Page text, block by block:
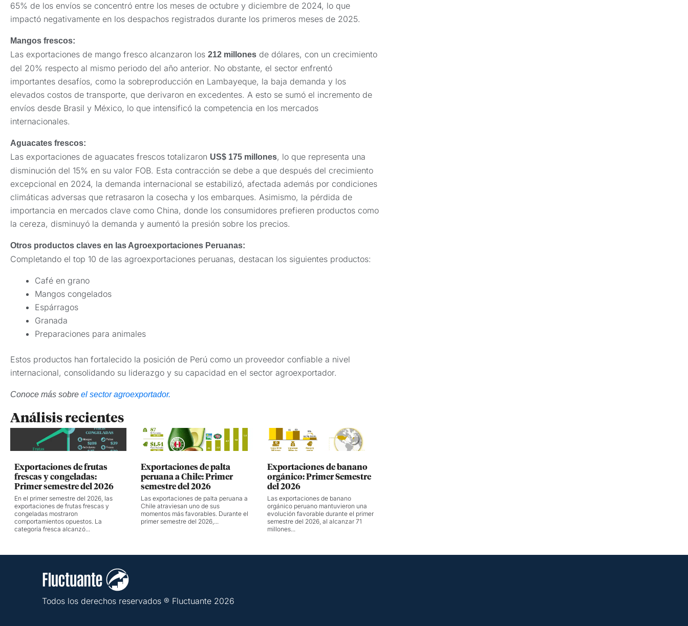
65% de los envíos se concentró entre los meses de octubre y diciembre de 2024, lo que
impactó negativamente en los despachos registrados durante los primeros meses de 2025.
Mangos frescos:
Las exportaciones de mango fresco alcanzaron los 212 millones de dólares, con un crecimiento
del 20% respecto al mismo periodo del año anterior. No obstante, el sector enfrentó
importantes desafíos, como la sobreproducción en Lambayeque, la baja demanda y los
elevados costos de transporte, que derivaron en excedentes. A esto se sumó el incremento de
envíos desde Brasil y México, lo que intensificó la competencia en los mercados
internacionales.
Aguacates frescos:
Las exportaciones de aguacates frescos totalizaron US$ 175 millones, lo que representa una
disminución del 15% en su valor FOB. Esta contracción se debe a que después del crecimiento
excepcional en 2024, la demanda internacional se estabilizó, afectada además por condiciones
climáticas adversas que retrasaron la cosecha y los embarques. Asimismo, la pérdida de
importancia en mercados clave como China, donde los consumidores prefieren productos como
la cereza, disminuyó la demanda y aumentó la presión sobre los precios.
Otros productos claves en las Agroexportaciones Peruanas:
Completando el top 10 de las agroexportaciones peruanas, destacan los siguientes productos:
Café en grano
Mangos congelados
Espárragos
Granada
Preparaciones para animales
Estos productos han fortalecido la posición de Perú como un proveedor confiable a nivel
internacional, consolidando su liderazgo y su capacidad en el sector agroexportador.
Conoce más sobre el sector agroexportador.
Análisis recientes
Exportaciones de frutas
frescas y congeladas:
Primer semestre del 2026
En el primer semestre del 2026, las
exportaciones de frutas frescas y
congeladas mostraron
comportamientos opuestos. La
categoría fresca alcanzó...
Exportaciones de palta
peruana a Chile: Primer
semestre del 2026
Las exportaciones de palta peruana a
Chile atraviesan uno de sus
momentos más favorables. Durante el
primer semestre del 2026,...
Exportaciones de banano
orgánico: Primer Semestre
del 2026
Las exportaciones de banano
orgánico peruano mantuvieron una
evolución favorable durante el primer
semestre del 2026, al alcanzar 71
millones...
Todos los derechos reservados ® Fluctuante 2026